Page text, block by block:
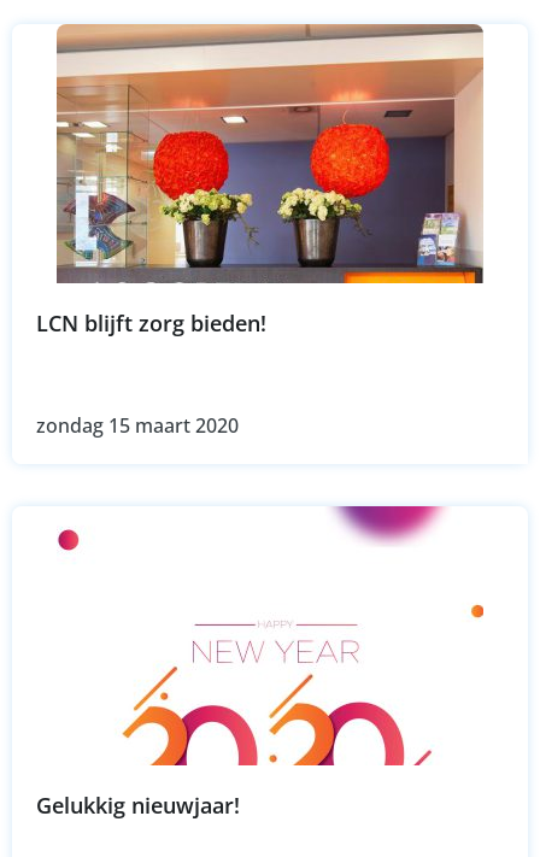
LCN blijft zorg bieden!
zondag 15 maart 2020
Gelukkig nieuwjaar!